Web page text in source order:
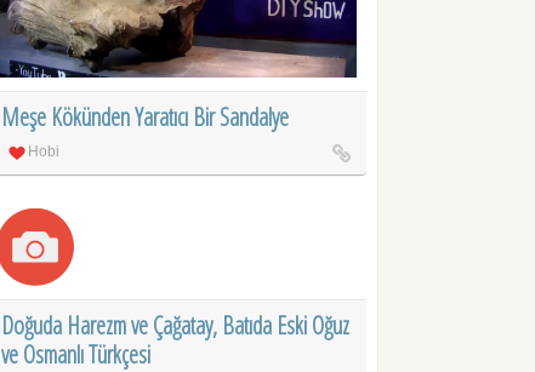
Meşe Kökünden Yaratıcı Bir Sandalye
Hobi
Doğuda Harezm ve Çağatay, Batıda Eski Oğuz
ve Osmanlı Türkçesi